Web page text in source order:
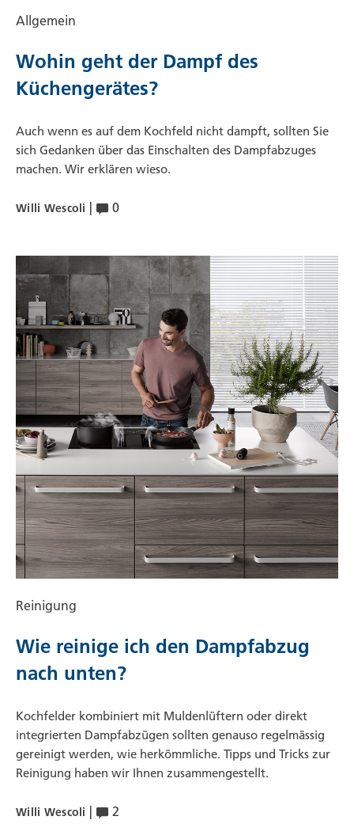
Allgemein
Wohin geht der Dampf des
Küchengerätes?
Auch wenn es auf dem Kochfeld nicht dampft, sollten Sie
sich Gedanken über das Einschalten des Dampfabzuges
machen. Wir erklären wieso.
Willi Wescoli | 0
Reinigung
Wie reinige ich den Dampfabzug
nach unten?
Kochfelder kombiniert mit Muldenlüftern oder direkt
integrierten Dampfabzügen sollten genauso regelmässig
gereinigt werden, wie herkömmliche. Tipps und Tricks zur
Reinigung haben wir Ihnen zusammengestellt.
Willi Wescoli | 2